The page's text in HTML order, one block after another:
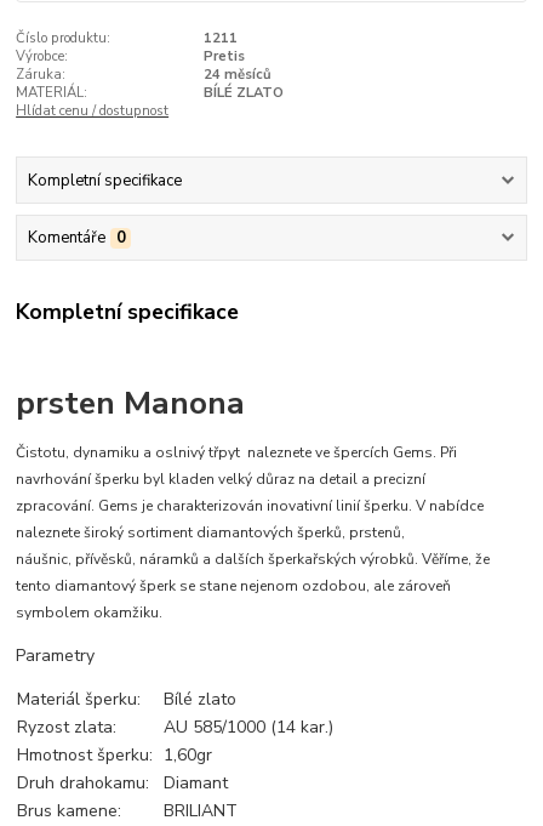
Číslo produktu:
1211
Výrobce:
Pretis
Záruka:
24 měsíců
MATERIÁL:
BÍLÉ ZLATO
Hlídat cenu / dostupnost
Kompletní specifikace
Komentáře 0
Kompletní specifikace
prsten Manona
Čistotu, dynamiku a oslnivý třpyt naleznete ve špercích Gems. Při
navrhování šperku byl kladen velký důraz na detail a precizní
zpracování. Gems je charakterizován inovativní linií šperku. V nabídce
naleznete široký sortiment diamantových šperků, prstenů,
náušnic, přívěsků, náramků a dalších šperkařských výrobků. Věříme, že
tento diamantový šperk se stane nejenom ozdobou, ale zároveň
symbolem okamžiku.
Parametry
Materiál šperku:
Bílé zlato
Ryzost zlata:
AU 585/1000 (14 kar.)
Hmotnost šperku: 1,60gr
Druh drahokamu:
Diamant
Brus kamene:
BRILIANT